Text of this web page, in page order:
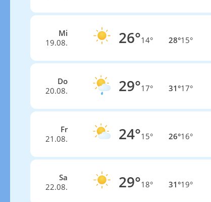
Mi
19.08.
26°14° 28°15°
Do
20.08.
29°17° 31°17°
Fr
21.08.
24°15° 26°16°
Sa
22.08.
29°18° 31°19°